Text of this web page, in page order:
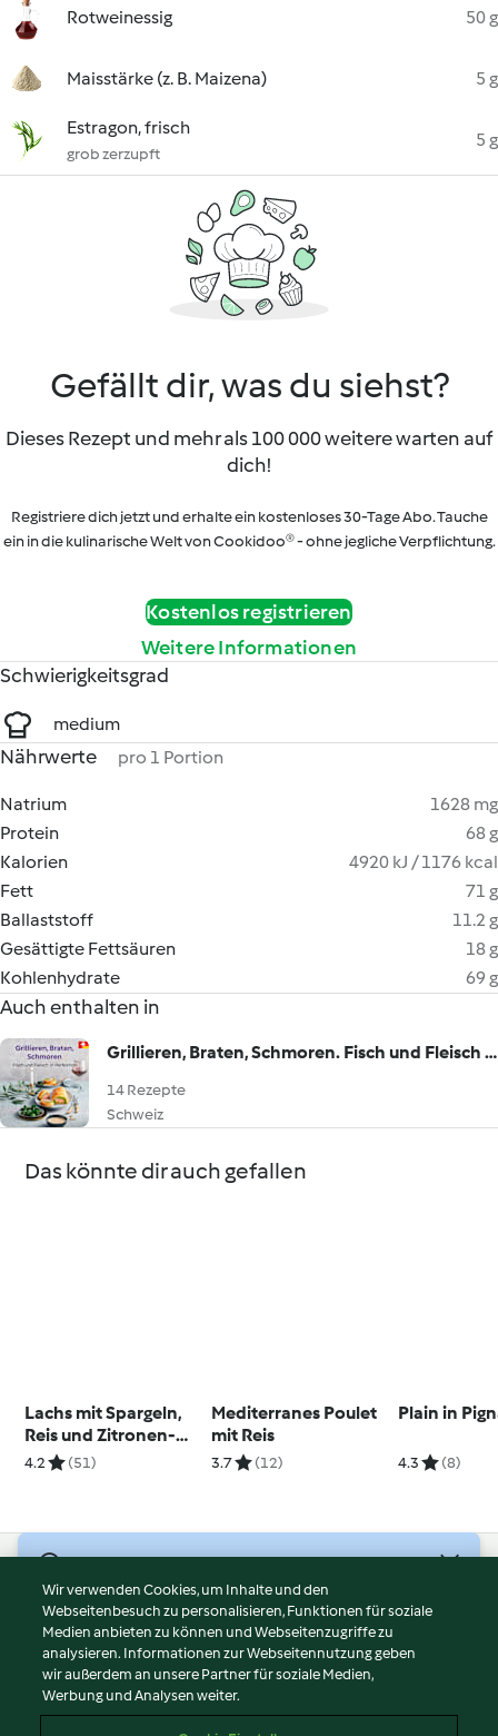
Rotweinessig 50 g
Maisstärke (z. B. Maizena) 5 g
Estragon, frisch
grob zerzupft
5 g
Gefällt dir, was du siehst?
Dieses Rezept und mehr als 100 000 weitere warten auf
dich!
Registriere dich jetzt und erhalte ein kostenloses 30-Tage Abo. Tauche
ein in die kulinarische Welt von Cookidoo® - ohne jegliche Verpflichtung.
Kostenlos registrieren
Weitere Informationen
Schwierigkeitsgrad
medium
Nährwerte pro 1 Portion
Natrium
1628 mg
Protein
68 g
Kalorien
4920 kJ / 1176 kcal
Fett
71 g
Ballaststoff
11.2 g
Gesättigte Fettsäuren
18 g
Kohlenhydrate
69 g
Auch enthalten in
Grillieren, Braten, Schmoren. Fisch und Fleisch in Perfektion
14 Rezepte
Schweiz
Das könnte dir auch gefallen
Lachs mit Spargeln,
Reis und Zitronen-
Hollandaise
4.2 (51)
Mediterranes Poulet
mit Reis
3.7 (12)
Plain in
4.3 (8)
Nutzungsbedingungen
Datenschutzrichtlinien
Disclaimer
Impressum
Wir verwenden Cookies, um Inhalte und den
Webseitenbesuch zu personalisieren, Funktionen für soziale
Medien anbieten zu können und Webseitenzugriffe zu
analysieren. Informationen zur Webseitennutzung geben
wir außerdem an unsere Partner für soziale Medien,
Werbung und Analysen weiter.